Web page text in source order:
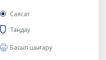
Саясат
Таңдау
Басып шығару